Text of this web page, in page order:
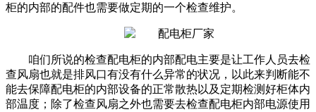
柜的内部的配件也需要做定期的一个检查维护。
咱们所说的检查配电柜的内部配电主要是让工作人员去检
查风扇也就是排风口有没有什么异常的状况，以此来判断能不
能去保障配电柜的内部设备的正常散热以及定期检测好柜体内
部温度；除了检查风扇之外也需要去检查配电柜内部电源使用